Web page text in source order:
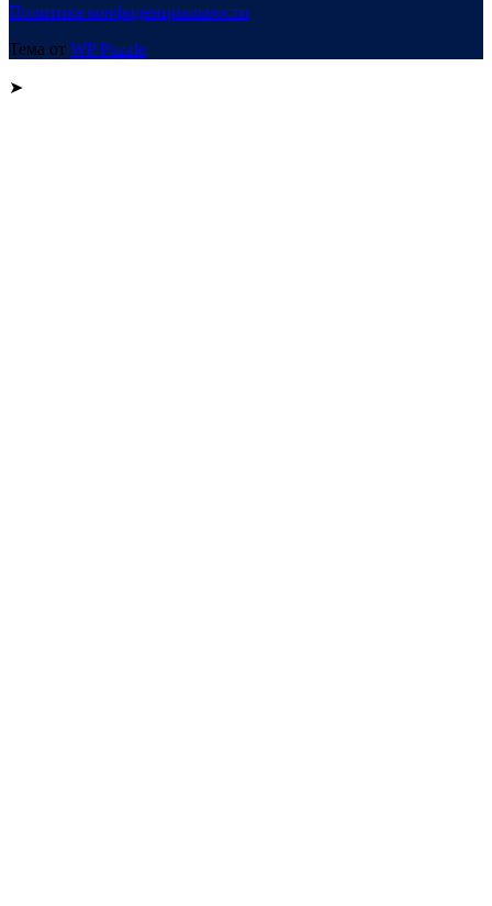
Политика конфиденциальности
Тема от WP Puzzle
➤